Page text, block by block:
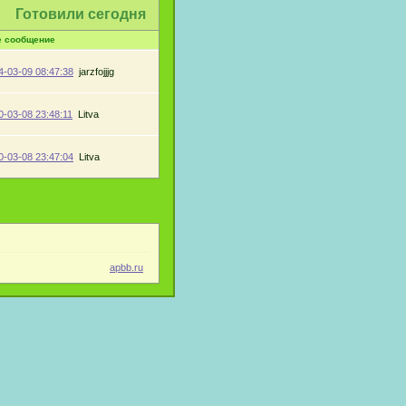
Готовили сегодня
сообщение
03-09 08:47:38 jarzfojjjg
03-08 23:48:11 Litva
03-08 23:47:04 Litva
apbb.ru